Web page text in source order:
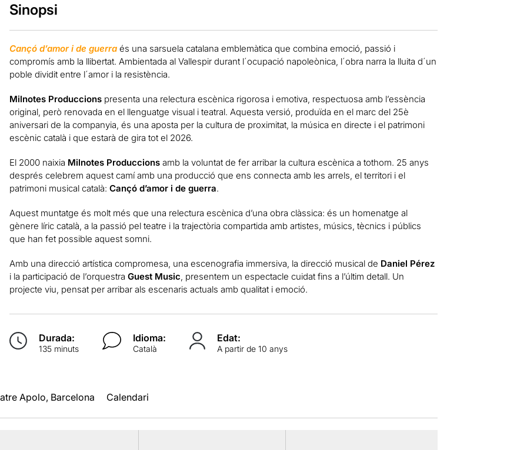
Sinopsi
Cançó d’amor i de guerraés una sarsuela catalana emblemàtica que combina emoció, passió i
compromís amb la llibertat. Ambientada al Vallespir durant l´ocupació napoleònica, l´obra narra la lluita d´un
poble dividit entre l´amor i la resistència.
Milnotes Produccionspresenta una relectura escènica rigorosa i emotiva, respectuosa amb l’essència
original, però renovada en el llenguatge visual i teatral. Aquesta versió, produïda en el marc del 25è
aniversari de la companyia, és una aposta per la cultura de proximitat, la música en directe i el patrimoni
escènic català i que estarà de gira tot el 2026.
El 2000 naixia Milnotes Produccionsamb la voluntat de fer arribar la cultura escènica a tothom. 25 anys
després celebrem aquest camí amb una producció que ens connecta amb les arrels, el territori i el
patrimoni musical català: Cançó d’amor i de guerra.
Aquest muntatge és molt més que una relectura escènica d’una obra clàssica: és un homenatge al
gènere líric català, a la passió pel teatre i la trajectòria compartida amb artistes, músics, tècnics i públics
que han fet possible aquest somni.
Amb una direcció artística compromesa, una escenografia immersiva, la direcció musical de Daniel Pérez
i la participació de l’orquestra Guest Music , presentem un espectacle cuidat fins a l’últim detall. Un
projecte viu, pensat per arribar als escenaris actuals amb qualitat i emoció.
Durada:
135 minuts
Idioma:
Català
Edat:
A partir de 10 anys
Apolo, Barcelona Calendari